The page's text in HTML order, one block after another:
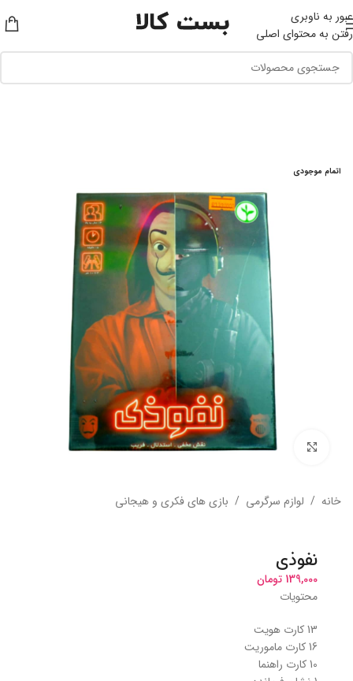
عبور به ناوبری
رفتن به محتوای اصلی
اتمام موجودی
بزرگنمایی تصویر
خانه / لوازم سرگرمی / بازی های فکری و هیجانی
نفوذی
139,000 تومان
محتویات
13 کارت هویت
16 کارت ماموریت
10 کارت راهنما